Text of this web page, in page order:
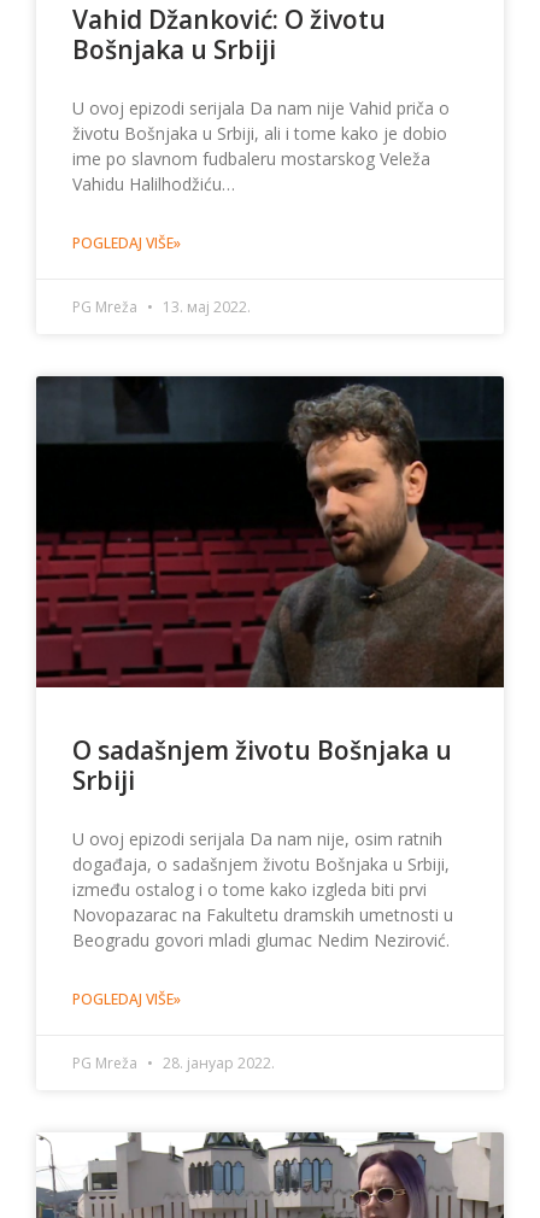
Vahid Džanković: O životu
Bošnjaka u Srbiji
U ovoj epizodi serijala Da nam nije Vahid priča o
životu Bošnjaka u Srbiji, ali i tome kako je dobio
ime po slavnom fudbaleru mostarskog Veleža
Vahidu Halilhodžiću…
POGLEDAJ VIŠE»
PG Mreža 13. мај 2022.
O sadašnjem životu Bošnjaka u
Srbiji
U ovoj epizodi serijala Da nam nije, osim ratnih
događaja, o sadašnjem životu Bošnjaka u Srbiji,
između ostalog i o tome kako izgleda biti prvi
Novopazarac na Fakultetu dramskih umetnosti u
Beogradu govori mladi glumac Nedim Nezirović.
POGLEDAJ VIŠE»
PG Mreža 28. јануар 2022.